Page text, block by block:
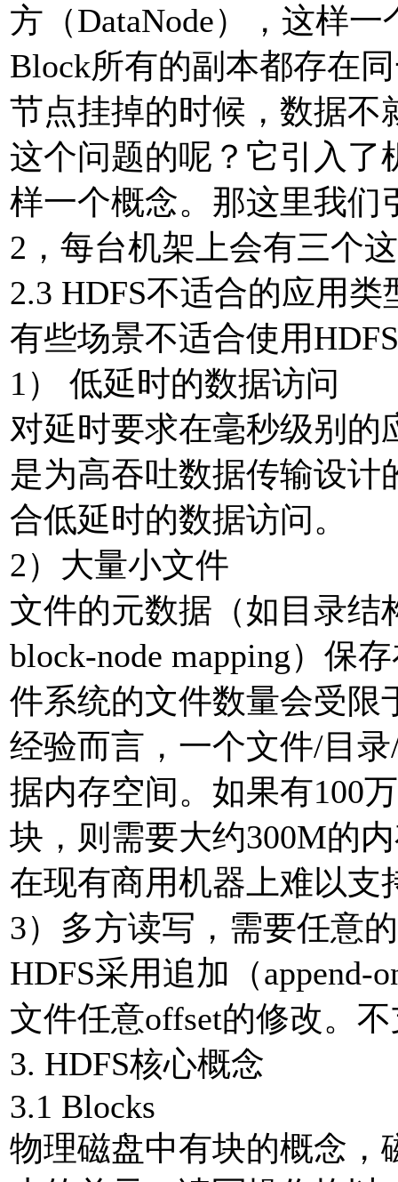
方（DataNode），这样
Block所有的副本都存在
节点挂掉的时候，数据不
这个问题的呢？它引入了
样一个概念。那这里我们
2，每台机架上会有三个
2.3 HDFS不适合的应用类
有些场景不适合使用
1） 低延时的数据访问
对延时要求在毫秒级别的
是为高吞吐数据传输设计
合低延时的数据访问。
2）大量小文件
文件的元数据（如目录结
block-node mapping）保
件系统的文件数量会受限
经验而言，一个文件/目
据内存空间。如果有100
块，则需要大约300M的
在现有商用机器上难以支
3）多方读写，需要任意
HDFS采用追加（
文件任意offset的修改。
3. HDFS核心概念
3.1 Blocks
物理磁盘中有块的概念，